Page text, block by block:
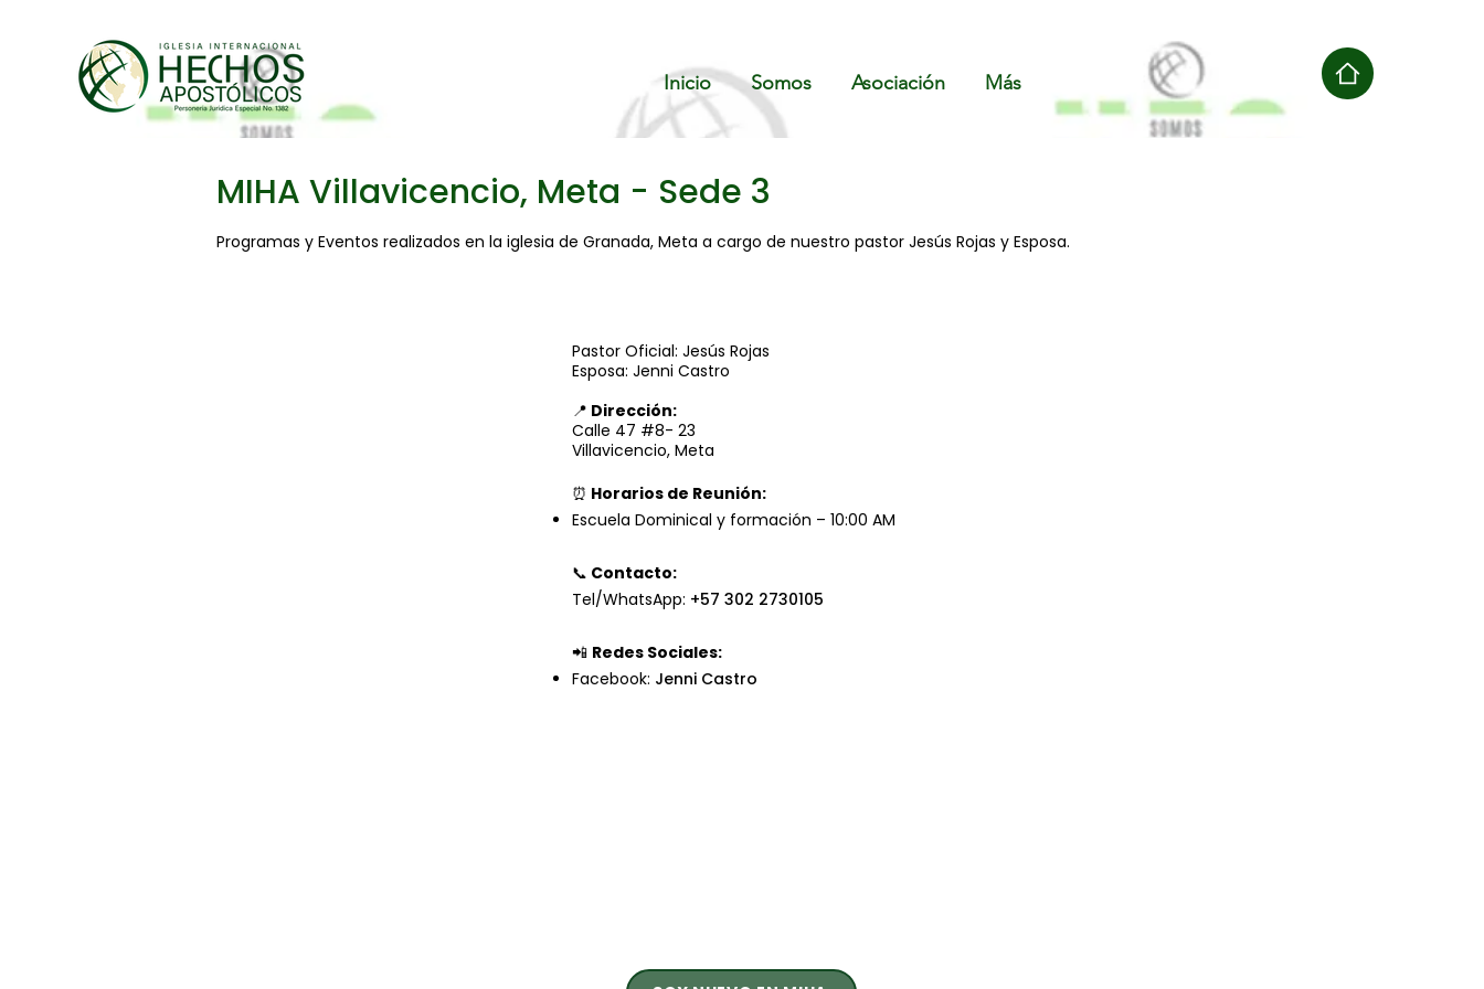
Inicio Somos Asociación Más
MIHA Villavicencio, Meta - Sede 3
Programas y Eventos realizados en la iglesia de Granada, Meta a cargo de nuestro pastor Jesús Rojas y Esposa.
Pastor Oficial: Jesús Rojas
Esposa: Jenni Castro
📍 Dirección:
Calle 47 #8- 23
Villavicencio, Meta
⏰ Horarios de Reunión:
Escuela Dominical y formación – 10:00 AM
📞 Contacto:
Tel/WhatsApp: +57 302 2730105
📲 Redes Sociales:
Facebook: Jenni Castro